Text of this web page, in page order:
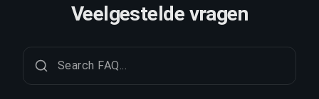
Veelgestelde vragen